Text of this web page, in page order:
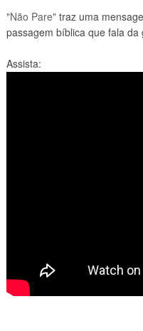
"Não Pare" traz uma
passagem bíblica que fala da
Assista: